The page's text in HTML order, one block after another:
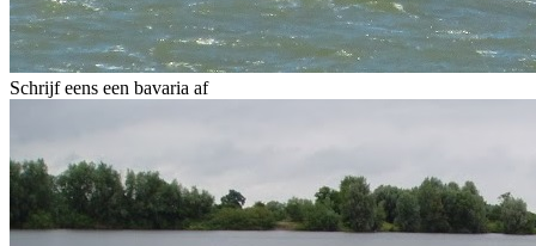
Schrijf eens een bavaria af